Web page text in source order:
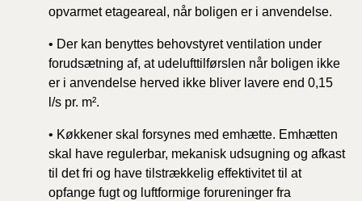
opvarmet etageareal, når boligen er i anvendelse.
• Der kan benyttes behovstyret ventilation under
forudsætning af, at udelufttilførslen når boligen ikke
er i anvendelse herved ikke bliver lavere end 0,15
l/s pr. m².
• Køkkener skal forsynes med emhætte. Emhætten
skal have regulerbar, mekanisk udsugning og afkast
til det fri og have tilstrækkelig effektivitet til at
opfange fugt og luftformige forureninger fra